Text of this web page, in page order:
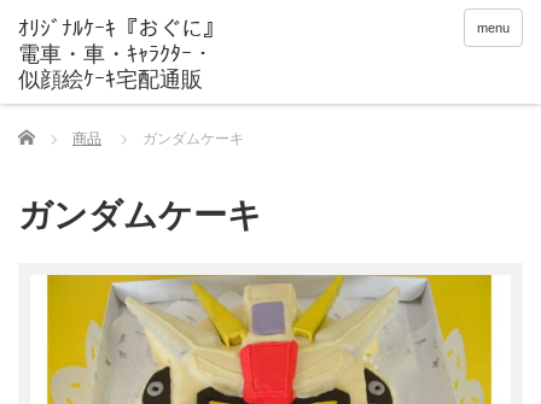
menu
Home 商品 ガンダムケーキ
ガンダムケーキ